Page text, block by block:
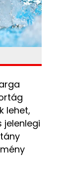
lehet,
jelenlegi